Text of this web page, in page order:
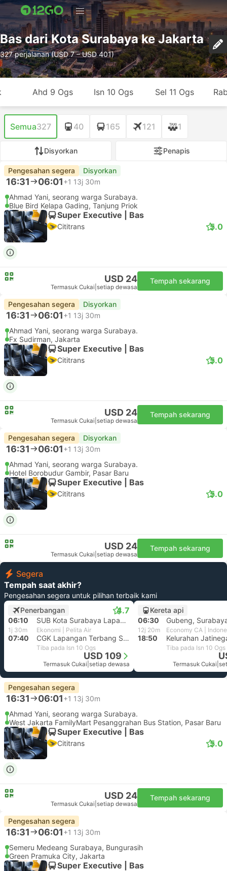
Bas dari Kota Surabaya ke Jakarta
327 perjalanan (USD 7 – USD 401)
Ahd 9 Ogs Isn 10 Ogs Sel 11 Ogs
Semua327 40 165 121 1
Disyorkan Penapis
Pengesahan segera Disyorkan
16:31 06:01+1 13j 30m
Ahmad Yani, seorang warga Surabaya.
Blue Bird Kelapa Gading, Tanjung Priok
Super Executive | Bas
Cititrans 5.0
USD 24
Termasuk Cukai setiap dewasa
Tempah sekarang
Pengesahan segera Disyorkan
16:31 06:01+1 13j 30m
Ahmad Yani, seorang warga Surabaya.
Fx Sudirman, Jakarta
Super Executive | Bas
Cititrans 5.0
USD 24
Termasuk Cukai setiap dewasa
Tempah sekarang
Pengesahan segera Disyorkan
16:31 06:01+1 13j 30m
Ahmad Yani, seorang warga Surabaya.
Hotel Borobudur Gambir, Pasar Baru
Super Executive | Bas
Cititrans 5.0
USD 24
Termasuk Cukai setiap dewasa
Tempah sekarang
Segera
Tempah saat akhir?
Pengesahan segera untuk pilihan terbaik kami
Penerbangan
4.7
06:10 SUB Kota Surabaya Lapangan Terbang, Jawa Timur
1j 30m Ekonomi | Pelita Air
07:40 CGK Lapangan Terbang Soekarno Hatta, Tangerang
Tiba pada Isn 10 Ogs
USD 109
Termasuk Cukai setiap dewasa
Kereta api
06:30
Gubeng,
12j 20m
18:50
Tiba pada Isn 10 Ogs
Termasuk Cukai
Pengesahan segera
16:31 06:01+1 13j 30m
Ahmad Yani, seorang warga Surabaya.
West Jakarta FamilyMart Pesanggrahan Bus Station, Pasar Baru
Super Executive | Bas
Cititrans 5.0
USD 24
Termasuk Cukai setiap dewasa
Tempah sekarang
Pengesahan segera
16:31 06:01+1 13j 30m
Semeru Medeang Surabaya, Bungurasih
Green Pramuka City, Jakarta
Super Executive | Bas